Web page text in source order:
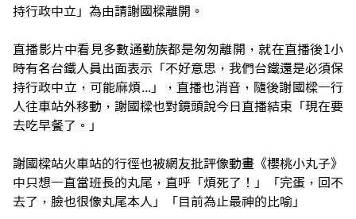
持行政中立」為由請謝國樑離開。
直播影片中看見多數通勤族都是匆匆離開，就在直播後1小
時有名台鐵人員出面表示「不好意思，我們台鐵還是必須保
持行政中立，可能麻煩...」，直播也消音，隨後謝國樑一行
人往車站外移動，謝國樑也對鏡頭說今日直播結束「現在要
去吃早餐了。」
謝國樑站火車站的行徑也被網友批評像動畫《櫻桃小丸子》
中只想一直當班長的丸尾，直呼「煩死了！」「完蛋，回不
去了，臉也很像丸尾本人」「目前為止最神的比喻」